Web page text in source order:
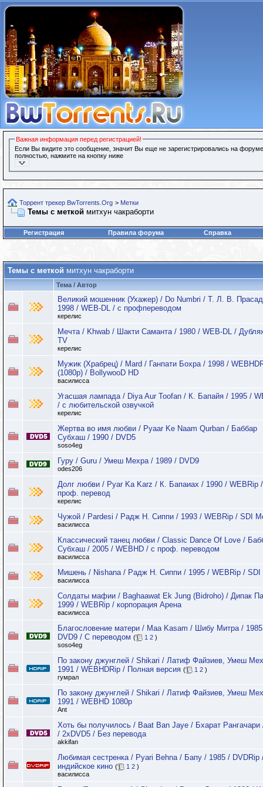
Важная информация перед регистрацией!
Если Вы видите это сообщение, значит Вы еще не зарегистрировались на
полностью, нажмите на кнопку ниже
Торрент трекер BwTorrents.Org > Метки
Темы с меткой митхун чакраборти
Регистрация Правила форума Справка
Темы с меткой митхун чакраборти
Тема / Автор
Великий мошенник (Ухажер) / Do Numbri / Т. Л. В.
1998 / WEB-DL / с профпереводом
керелис
Мечта / Khwab / Шакти Саманта / 1980 / WEB-DL /
TV
керелис
Мужик (Храбрец) / Mard / Ганпати Бохра / 1998 /
(1080p) / BollywooD HD
василисса
Угасшая лампада / Diya Aur Toofan / К. Бапайя / 1995 /
/ с любительской озвучкой
керелис
Жертва во имя любви / Pyaar Ke Naam Qurban / Баббар
Субхаш / 1990 / DVD5
soso4eg
Гуру / Guru / Умеш Мехра / 1989 / DVD9
odes206
Долг любви / Pyar Ka Karz / К. Бапаиах / 1990 / WEBRip /
проф. перевод
керелис
Чужой / Pardesi / Радж Н. Сиппи / 1993 / WEBRip / SDI
василисса
Классический танец любви / Classic Dance Of Love /
Субхаш / 2005 / WEBHD / с проф. переводом
василисса
Мишень / Nishana / Радж Н. Сиппи / 1995 / WEBRip / SDI
василисса
Солдаты мафии / Baghaawat Ek Jung (Bidroho) / Дипак
1999 / WEBRip / корпорация Арена
василисса
Благослoвение матери / Maa Kasam / Шибу Митра /
DVD9 / C переводом ( 1 2 )
soso4eg
По закону джунглей / Shikari / Латиф Файзиев, Умеш
1991 / WEBHDRip / Полная версия ( 1 2 )
гумрал
По закону джунглей / Shikari / Латиф Файзиев, Умеш
1991 / WEBHD 1080p
Ant
Хоть бы получилось / Baat Ban Jaye / Бхарат Рангачари
/ 2xDVD5 / Без перевода
akkifan
Любимая сестренка / Pyari Behna / Бапу / 1985 / DVDRip
индийское кино ( 1 2 )
василисса